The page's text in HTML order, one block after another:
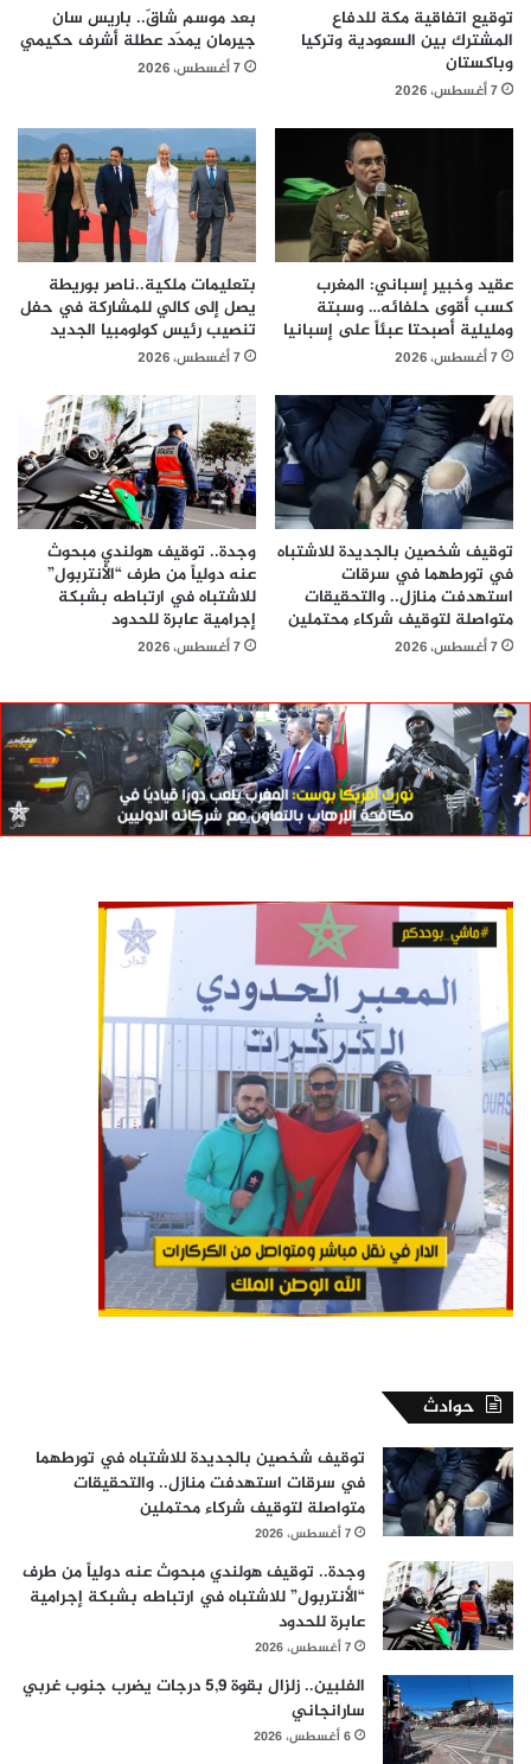
توقيع اتفاقية مكة للدفاع
المشترك بين السعودية وتركيا
وباكستان
7 أغسطس، 2026
بعد موسم شاقّ.. باريس سان
جيرمان يمدّد عطلة أشرف حكيمي
7 أغسطس، 2026
عقيد وخبير إسباني: المغرب
كسب أقوى حلفائه… وسبتة
ومليلية أصبحتا عبئاً على إسبانيا
7 أغسطس، 2026
بتعليمات ملكية..ناصر بوريطة
يصل إلى كالي للمشاركة في حفل
تنصيب رئيس كولومبيا الجديد
7 أغسطس، 2026
توقيف شخصين بالجديدة للاشتباه
في تورطهما في سرقات
استهدفت منازل.. والتحقيقات
متواصلة لتوقيف شركاء محتملين
7 أغسطس، 2026
وجدة.. توقيف هولندي مبحوث
عنه دولياً من طرف “الأنتربول”
للاشتباه في ارتباطه بشبكة
إجرامية عابرة للحدود
7 أغسطس، 2026
حوادث
توقيف شخصين بالجديدة للاشتباه في تورطهما
في سرقات استهدفت منازل.. والتحقيقات
متواصلة لتوقيف شركاء محتملين
7 أغسطس، 2026
وجدة.. توقيف هولندي مبحوث عنه دولياً من طرف
“الأنتربول” للاشتباه في ارتباطه بشبكة إجرامية
عابرة للحدود
7 أغسطس، 2026
الفلبين.. زلزال بقوة 5,9 درجات يضرب جنوب غربي
سارانجاني
6 أغسطس، 2026